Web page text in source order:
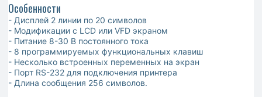
Особенности
- Дисплей 2 линии по 20 символов
- Модификации с LCD или VFD экраном
- Питание 8-30 В постоянного тока
- 8 программируемых функциональных клавиш
- Несколько встроенных переменных на экран
- Порт RS-232 для подключения принтера
- Длина сообщения 256 символов.